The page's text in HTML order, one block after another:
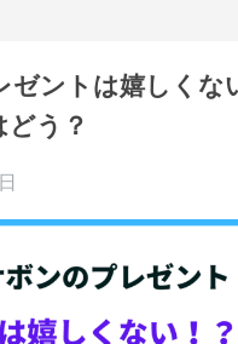
ゼントは嬉しくな
どう？